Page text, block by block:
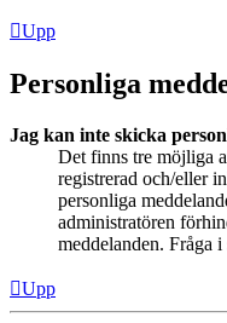
Upp
Personliga
Jag kan inte skicka
Det finns tre möjliga
registrerad och/eller
personliga
administratören
meddelanden. Fråga
Upp